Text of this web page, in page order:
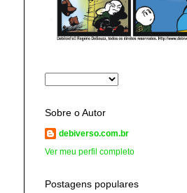
Sobre o Autor
debiverso.com.br
Ver meu perfil completo
Postagens populares